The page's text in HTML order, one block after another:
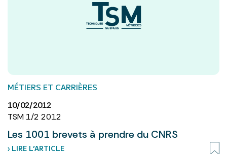
MÉTIERS ET CARRIÈRES
10/02/2012
TSM 1/2 2012
Les 1001 brevets à prendre du CNRS
› LIRE L’ARTICLE